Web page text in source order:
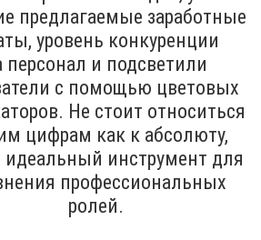
предлагаемые заработные
уровень конкуренции
персонал и подсветили
с помощью цветовых
Не стоит относиться
цифрам как к абсолюту,
идеальный инструмент для
профессиональных
ролей.